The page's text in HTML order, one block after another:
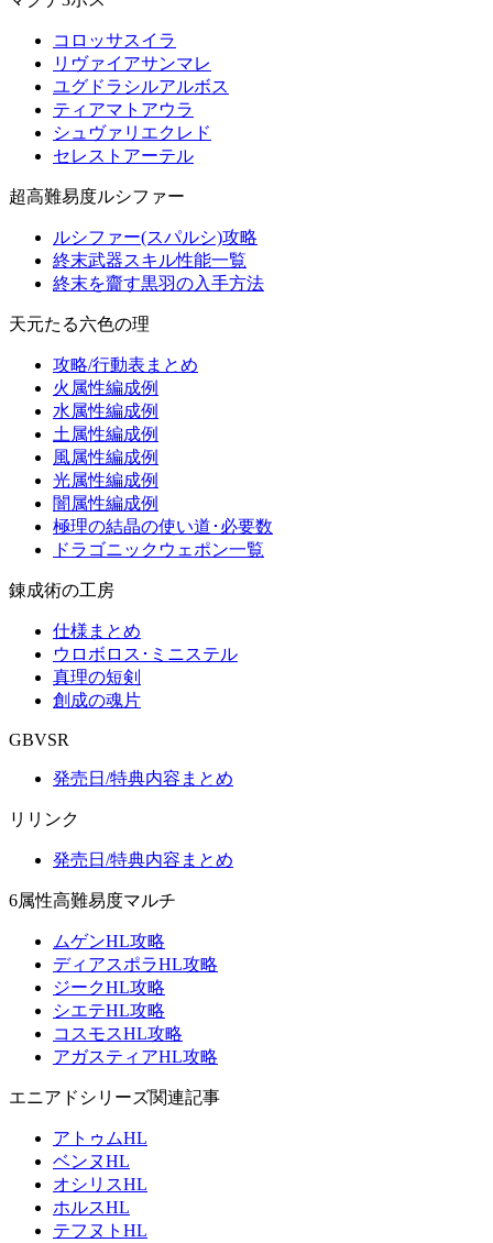
コロッサスイラ
リヴァイアサンマレ
ユグドラシルアルボス
ティアマトアウラ
シュヴァリエクレド
セレストアーテル
超高難易度ルシファー
ルシファー(スパルシ)攻略
終末武器スキル性能一覧
終末を齎す黒羽の入手方法
天元たる六色の理
攻略/行動表まとめ
火属性編成例
水属性編成例
土属性編成例
風属性編成例
光属性編成例
闇属性編成例
極理の結晶の使い道･必要数
ドラゴニックウェポン一覧
錬成術の工房
仕様まとめ
ウロボロス･ミニステル
真理の短剣
創成の魂片
GBVSR
発売日/特典内容まとめ
リリンク
発売日/特典内容まとめ
6属性高難易度マルチ
ムゲンHL攻略
ディアスポラHL攻略
ジークHL攻略
シエテHL攻略
コスモスHL攻略
アガスティアHL攻略
エニアドシリーズ関連記事
アトゥムHL
ベンヌHL
オシリスHL
ホルスHL
テフヌトHL